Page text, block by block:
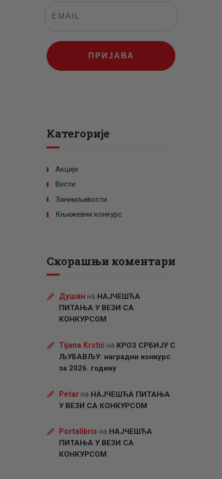
ПРИЈАВА
Категорије
Акције
Вести
Занимљивости
Књижевни конкурс
Скорашњи коментари
Душан на НАЈЧЕШЋА
ПИТАЊА У ВЕЗИ СА
КОНКУРСОМ
Tijana Krstićна КРОЗ СРБИЈУ С
ЉУБАВЉУ: наградни конкурс
за 2026. годину
Petarна НАЈЧЕШЋА ПИТАЊА
У ВЕЗИ СА КОНКУРСОМ
Portalibris на НАЈЧЕШЋА
ПИТАЊА У ВЕЗИ СА
КОНКУРСОМ